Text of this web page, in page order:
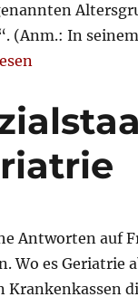
(Anm.: In
geriatrischer
Antworten auf
Wo es Geriatrie
Krankenkassen